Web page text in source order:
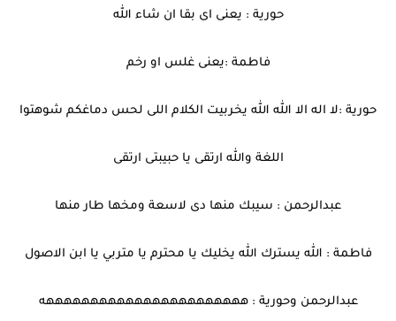
حورية : يعنى اى بقا ان شاء الله
فاطمة :يعنى غلس او رخم
حورية :لا اله الا الله الله يخربيت الكلام اللى لحس دماغكم شوهتوا
اللغة والله ارتقى يا حبيبتى ارتقى
عبدالرحمن : سيبك منها دى لاسعة ومخها طار منها
فاطمة : الله يسترك الله يخليك يا محترم يا متربي يا ابن الاصول
عبدالرحمن وحورية : هههههههههههههههههههههههه